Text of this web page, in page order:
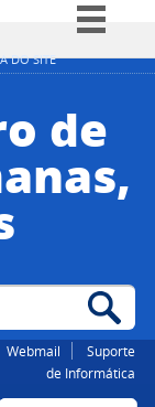
DO SITE
de
Webmail
Suporte
de Informática